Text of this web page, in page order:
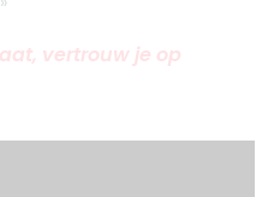
vertrouw je op